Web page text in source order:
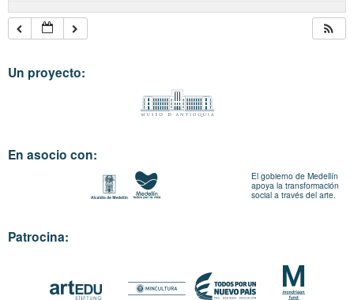
Un proyecto:
En asocio con:
El gobierno de Medellín
apoya la transformación
social a través del arte.
Patrocina: